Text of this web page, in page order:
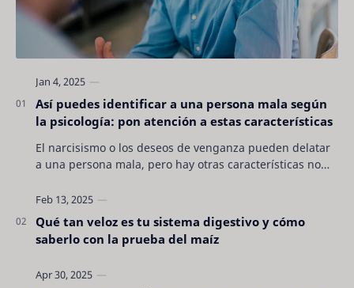
Así puedes identificar a una persona mala según
la psicología: pon atención a estas características
El narcisismo o los deseos de venganza pueden delatar
a una persona mala, pero hay otras características no
Qué tan veloz es tu sistema digestivo y cómo
saberlo con la prueba del maíz